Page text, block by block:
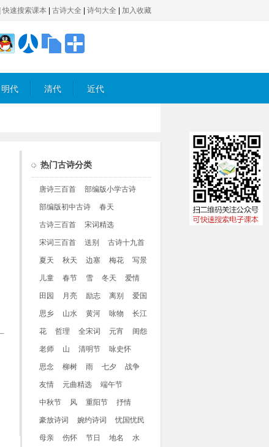
快速搜索课本 古诗大全 诗句大全 加入收藏
明代 清代 近代
热门古诗分类
唐诗三百首 部编版小学古诗
部编版初中古诗 春天
古诗三百首 宋词精选
宋词三百首 送别 古诗十九首
夏天 秋天 边塞 梅花 写景
儿童 春节 雪 冬天 爱情
田园 月亮 励志 离别 爱国
思乡 山水 黄河 咏物 长江
花 哲理 全宋词 元宵 闺怨
老师 山 清明节 咏史怀
思念 柳树 雨 七夕 战争
友情 元曲精选 端午节
中秋节 风 重阳节 抒情
豪放诗词 婉约诗词 忧国忧民
母亲 伤怀 节日 地名 水